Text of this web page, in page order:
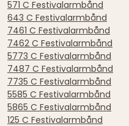
571 C Festivalarmbånd
643 C Festivalarmbånd
7461 C Festivalarmbånd
7462 C Festivalarmbånd
5773 C Festivalarmbånd
7487 C Festivalarmbånd
7735 C Festivalarmbånd
5585 C Festivalarmbånd
5865 C Festivalarmbånd
125 C Festivalarmbånd